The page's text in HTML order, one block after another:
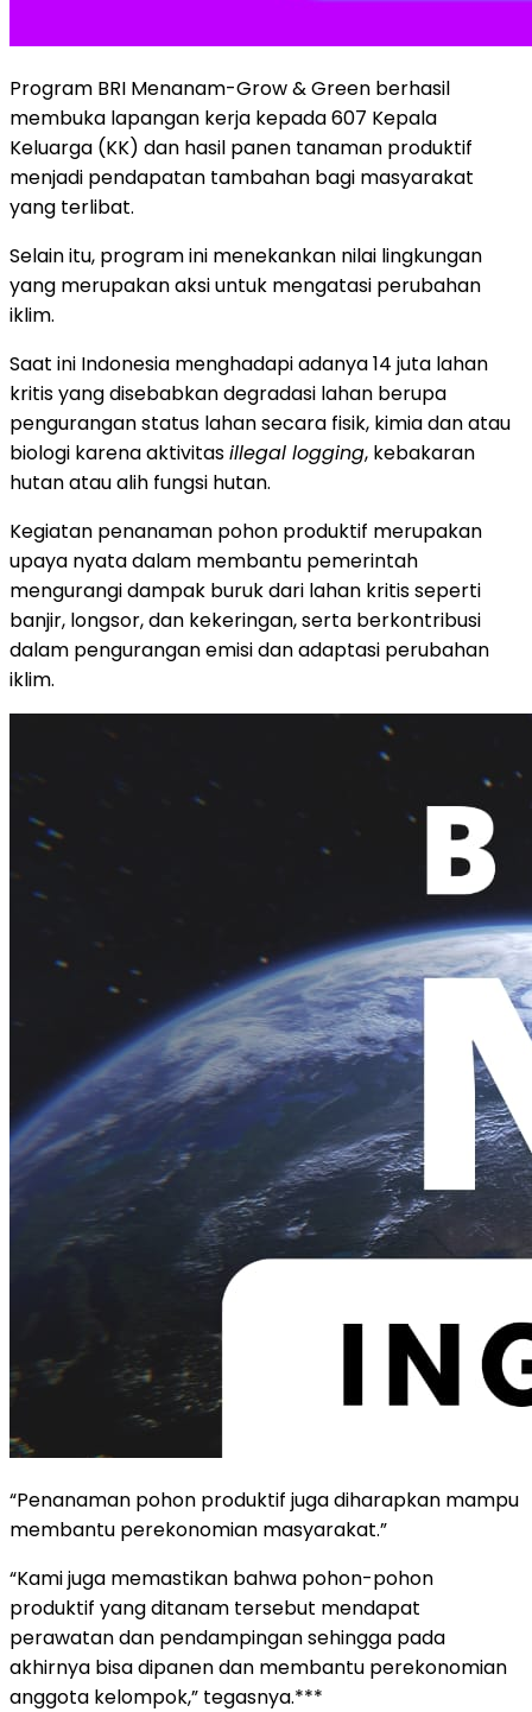
Program BRI Menanam-Grow & Green berhasil
membuka lapangan kerja kepada 607 Kepala
Keluarga (KK) dan hasil panen tanaman produktif
menjadi pendapatan tambahan bagi masyarakat
yang terlibat.
Selain itu, program ini menekankan nilai lingkungan
yang merupakan aksi untuk mengatasi perubahan
iklim.
Saat ini Indonesia menghadapi adanya 14 juta lahan
kritis yang disebabkan degradasi lahan berupa
pengurangan status lahan secara fisik, kimia dan atau
biologi karena aktivitasillegal logging, kebakaran
hutan atau alih fungsi hutan.
Kegiatan penanaman pohon produktif merupakan
upaya nyata dalam membantu pemerintah
mengurangi dampak buruk dari lahan kritis seperti
banjir, longsor, dan kekeringan, serta berkontribusi
dalam pengurangan emisi dan adaptasi perubahan
iklim.
“Penanaman pohon produktif juga diharapkan mampu
membantu perekonomian masyarakat.”
“Kami juga memastikan bahwa pohon-pohon
produktif yang ditanam tersebut mendapat
perawatan dan pendampingan sehingga pada
akhirnya bisa dipanen dan membantu perekonomian
anggota kelompok,” tegasnya.***